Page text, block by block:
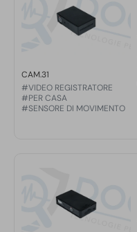
CAM.31
#VIDEO REGISTRATORE
#PER CASA
#SENSORE DI MOVIMENTO